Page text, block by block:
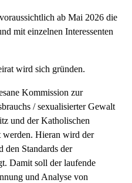
ab Mai 2026 die
mit einzelnen Interessenten
wird sich gründen.
Kommission zur
/ sexualisierter Gewalt
und der Katholischen
werden. Hieran wird der
den Standards der
Damit soll der laufende
und Analyse von